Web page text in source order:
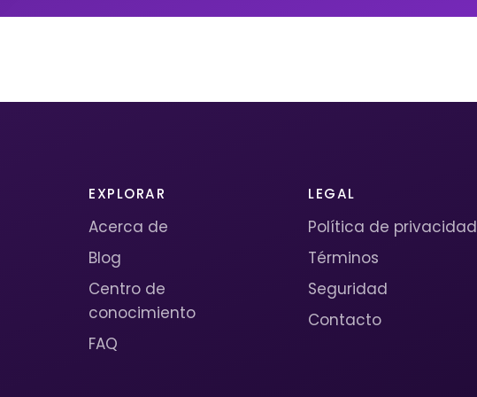
EXPLORAR
Acerca de
Blog
Centro de
conocimiento
FAQ
LEGAL
Política de privacidad
Términos
Seguridad
Contacto